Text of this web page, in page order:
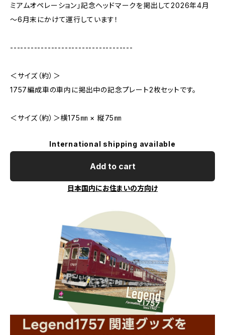
ミアムオペレーション」記念ヘッドマークを掲出して2026年4月
～6月末にかけて運行しています！
------------------------------------
＜サイズ（約）＞
1757編成車の車内に掲出中の記念プレート2枚セットです。
＜サイズ（約）＞横175㎜ × 縦75㎜
International shipping available
Add to cart
日本国内にお住まいの方向け